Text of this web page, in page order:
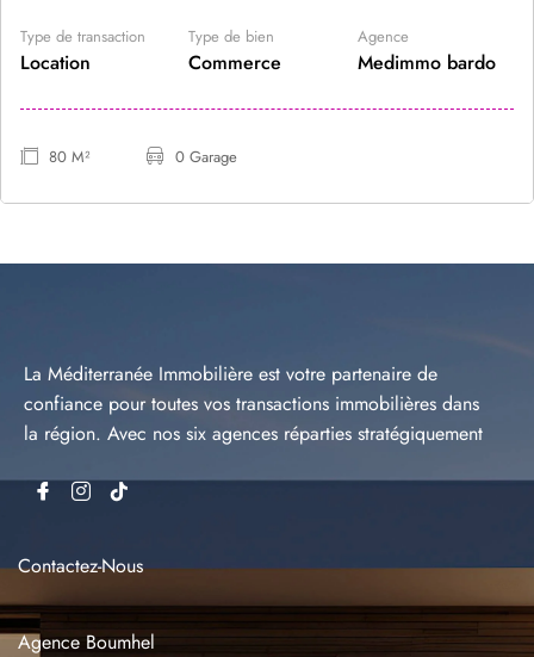
Type de transaction
Location
Type de bien
Commerce
Agence
Medimmo bardo
80 M² 0 Garage
La Méditerranée Immobilière est votre partenaire de
confiance pour toutes vos transactions immobilières dans
la région. Avec nos six agences réparties stratégiquement
Contactez-Nous
Agence Boumhel